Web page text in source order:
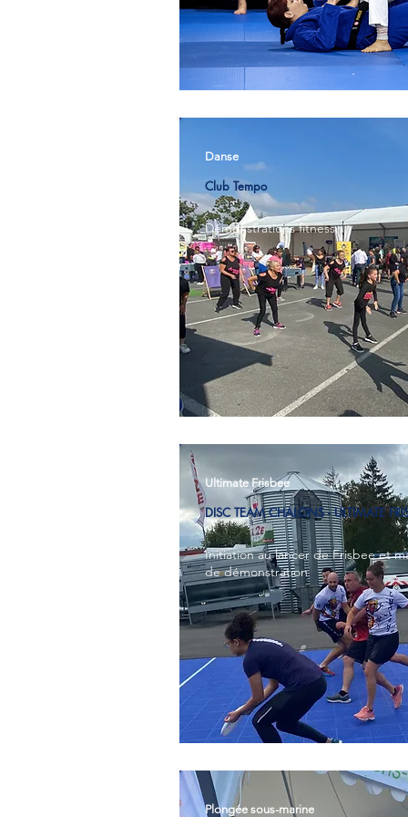
Danse
Club Tempo
Démonstrations fitness.
Ultimate Frisbee
DISC TEAM CHALONS - ULTIMATE
Initiation au lancer de Frisbee et
de démonstration
Plongée sous-marine